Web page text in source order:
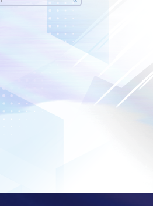
搜
寻